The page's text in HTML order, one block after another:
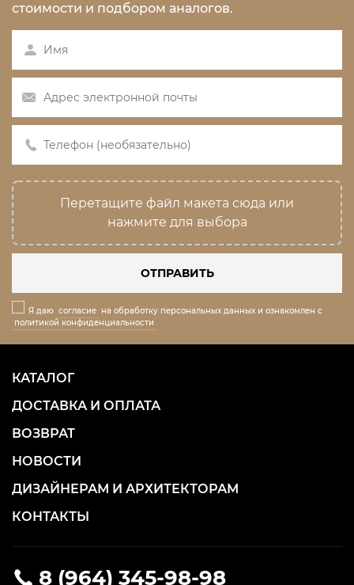
стоимости и подбором аналогов.
Перетащите файл макета сюда или
нажмите для выбора
ОТПРАВИТЬ
Я даю согласие на обработку персональных данных и ознакомлен с
политикой конфиденциальности
8 (964) 345-98-98
КАТАЛОГ
ДОСТАВКА И ОПЛАТА
ВОЗВРАТ
НОВОСТИ
ДИЗАЙНЕРАМ И АРХИТЕКТОРАМ
КОНТАКТЫ